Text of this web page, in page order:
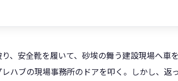
、安全靴を履いて、砂埃の舞う建設現場へ
ハブの現場事務所のドアを叩く。しかし、